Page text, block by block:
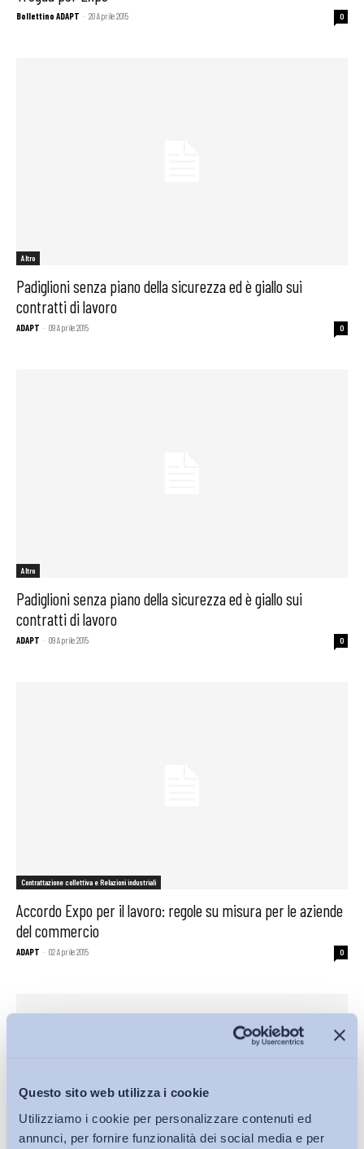
Questo sito web utilizza i cookie
Utilizziamo i cookie per personalizzare contenuti ed
annunci, per fornire funzionalità dei social media e per
Bollettino ADAPT - 20 Aprile 2015 0
Altro
Padiglioni senza piano della sicurezza ed è giallo sui
contratti di lavoro
ADAPT - 09 Aprile 2015 0
Altro
Padiglioni senza piano della sicurezza ed è giallo sui
contratti di lavoro
ADAPT - 09 Aprile 2015 0
Contrattazione collettiva e Relazioni industriali
Accordo Expo per il lavoro: regole su misura per le aziende
del commercio
ADAPT - 02 Aprile 2015 0